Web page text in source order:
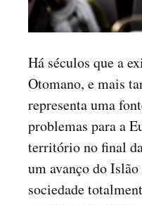
Há séculos que a
Otomano, e mais
representa uma
problemas para a
território no final
um avanço do
sociedade